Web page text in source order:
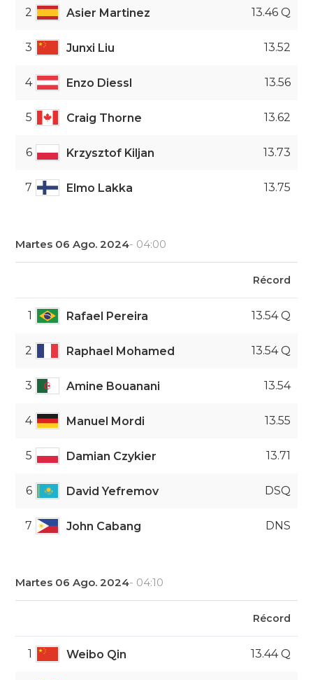
2 Asier Martinez 13.46 Q
3 Junxi Liu 13.52
4 Enzo Diessl 13.56
5 Craig Thorne 13.62
6 Krzysztof Kiljan 13.73
7 Elmo Lakka 13.75
Martes 06 Ago. 2024- 04:00
Récord
1 Rafael Pereira 13.54 Q
2 Raphael Mohamed 13.54 Q
3 Amine Bouanani 13.54
4 Manuel Mordi 13.55
5 Damian Czykier 13.71
6 David Yefremov DSQ
7 John Cabang DNS
Martes 06 Ago. 2024- 04:10
Récord
1 Weibo Qin 13.44 Q